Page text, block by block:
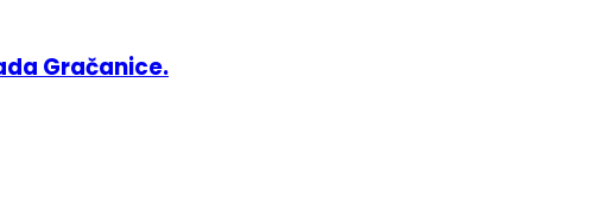
Gračanice.